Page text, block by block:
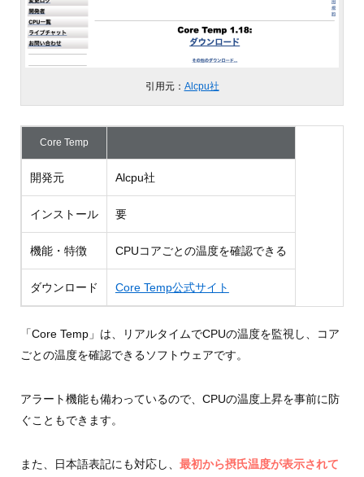
引用元： Alcpu社
Core Temp
開発元 Alcpu社
インストール 要
機能・特徴 CPUコアごとの温度を確認できる
ダウンロード Core Temp公式サイト
「Core Temp」は、リアルタイムでCPUの温度を監視し、コア
ごとの温度を確認できるソフトウェアです。
アラート機能も備わっているので、CPUの温度上昇を事前に防
ぐこともできます。
また、日本語表記にも対応し、 最初から摂氏温度が表示されて